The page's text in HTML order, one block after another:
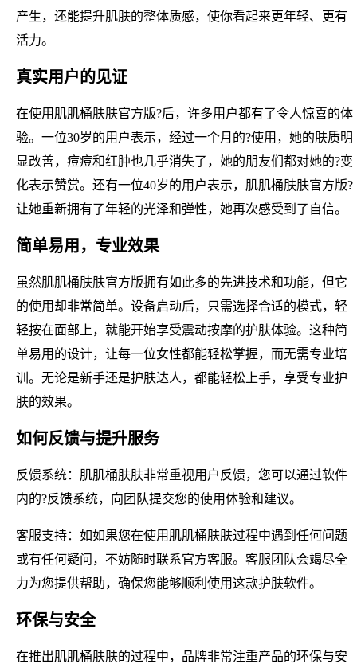
产生，还能提升肌肤的整体质感，使你看起来更年轻、更有
活力。
真实用户的见证
在使用肌肌桶肤肤官方版?后，许多用户都有了令人惊喜的体
验。一位30岁的用户表示，经过一个月的?使用，她的肤质明
显改善，痘痘和红肿也几乎消失了，她的朋友们都对她的?变
化表示赞赏。还有一位40岁的用户表示，肌肌桶肤肤官方版?
让她重新拥有了年轻的光泽和弹性，她再次感受到了自信。
简单易用，专业效果
虽然肌肌桶肤肤官方版拥有如此多的先进技术和功能，但它
的使用却非常简单。设备启动后，只需选择合适的模式，轻
轻按在面部上，就能开始享受震动按摩的护肤体验。这种简
单易用的设计，让每一位女性都能轻松掌握，而无需专业培
训。无论是新手还是护肤达人，都能轻松上手，享受专业护
肤的效果。
如何反馈与提升服务
反馈系统：肌肌桶肤肤非常重视用户反馈，您可以通过软件
内的?反馈系统，向团队提交您的使用体验和建议。
客服支持：如如果您在使用肌肌桶肤肤过程中遇到任何问题
或有任何疑问，不妨随时联系官方客服。客服团队会竭尽全
力为您提供帮助，确保您能够顺利使用这款护肤软件。
环保与安全
在推出肌肌桶肤肤的过程中，品牌非常注重产品的环保与安